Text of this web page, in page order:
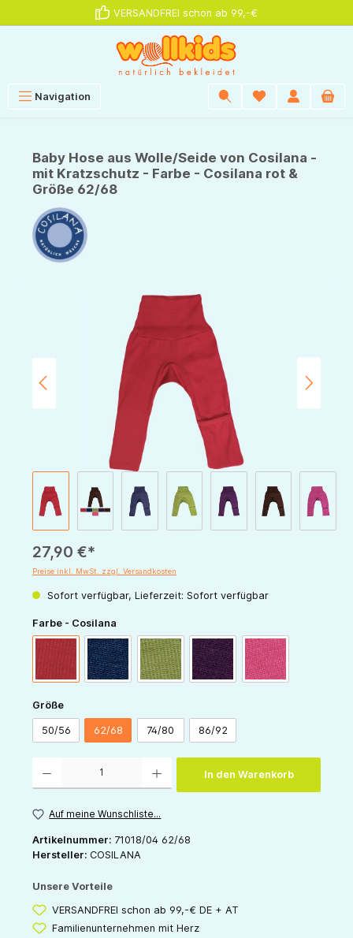
VERSANDFREI schon ab 99,-€
Navigation
Baby Hose aus Wolle/Seide von Cosilana -
mit Kratzschutz - Farbe - Cosilana rot &
Größe 62/68
Bildergalerie überspringen
27,90 €*
Preise inkl. MwSt. zzgl. Versandkosten
Sofort verfügbar, Lieferzeit: Sofort verfügbar
Farbe - Cosilana
marine grün pflaume pink
Größeauswählen
50/56 62/68 74/80 86/92
In den Warenkorb
Auf meine Wunschliste...
Artikelnummer: 71018/04 62/68
Hersteller: COSILANA
Unsere Vorteile
VERSANDFREI schon ab 99,-€ DE + AT
Familienunternehmen mit Herz